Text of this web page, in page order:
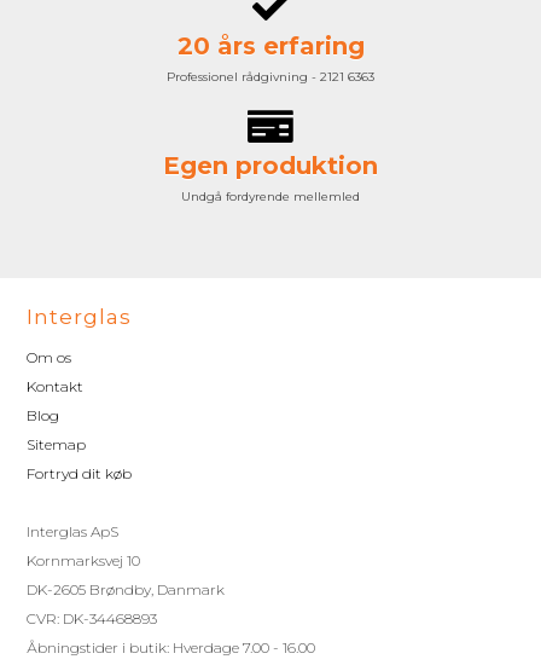
20 års erfaring
Professionel rådgivning - 2121 6363
Egen produktion
Undgå fordyrende mellemled
Interglas
Om os
Kontakt
Blog
Sitemap
Fortryd dit køb
Interglas ApS
Kornmarksvej 10
DK-2605 Brøndby, Danmark
CVR: DK-34468893
Åbningstider i butik: Hverdage 7.00 - 16.00